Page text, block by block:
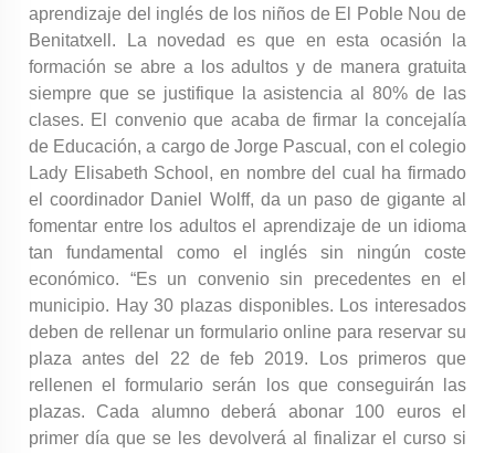
aprendizaje del inglés de los niños de El Poble Nou de
Benitatxell. La novedad es que en esta ocasión la
formación se abre a los adultos y de manera gratuita
siempre que se justifique la asistencia al 80% de las
clases. El convenio que acaba de firmar la concejalía
de Educación, a cargo de Jorge Pascual, con el colegio
Lady Elisabeth School, en nombre del cual ha firmado
el coordinador Daniel Wolff, da un paso de gigante al
fomentar entre los adultos el aprendizaje de un idioma
tan fundamental como el inglés sin ningún coste
económico. “Es un convenio sin precedentes en el
municipio. Hay 30 plazas disponibles. Los interesados
deben de rellenar un formulario online para reservar su
plaza antes del 22 de feb 2019. Los primeros que
rellenen el formulario serán los que conseguirán las
plazas. Cada alumno deberá abonar 100 euros el
primer día que se les devolverá al finalizar el curso si